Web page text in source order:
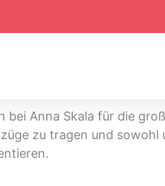
Anna Skala für die
zu tragen und sowohl